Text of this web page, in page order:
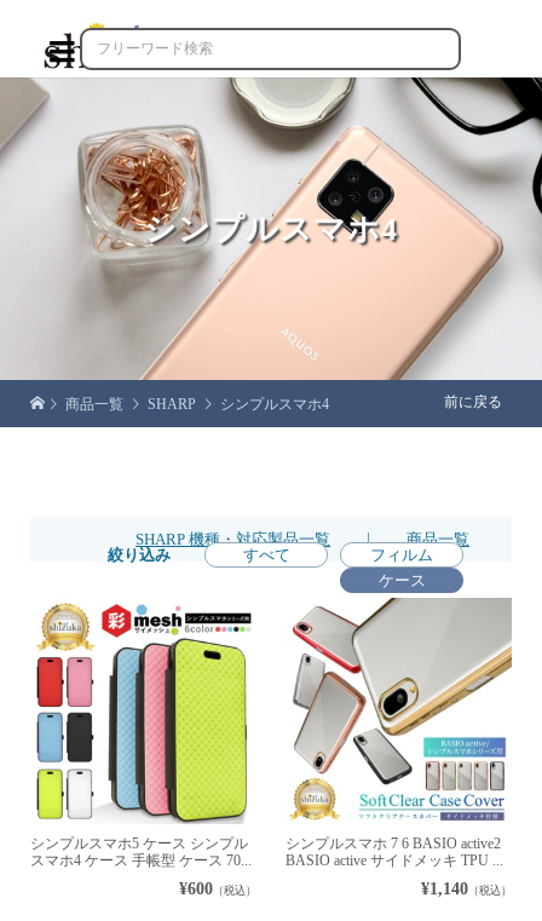

シンプルスマホ4
商品一覧 SHARP シンプルスマホ4 前に戻る
SHARP 機種・対応製品一覧 |
商品一覧
絞り込み
すべて
フィルム
ケース
シンプルスマホ5 ケース シンプル
スマホ4 ケース 手帳型 ケース 70...
¥600（税込）
シンプルスマホ 7 6 BASIO active2
BASIO active サイドメッキ TPU ...
¥1,140 （税込）